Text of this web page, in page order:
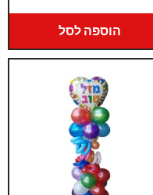
הוספה לסל